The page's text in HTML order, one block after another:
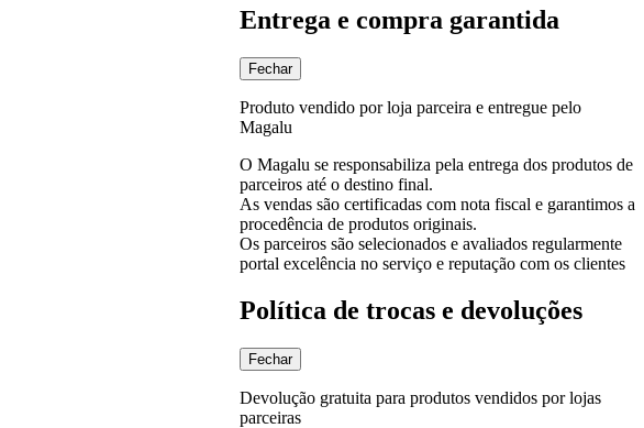
Entrega e compra garantida
Fechar
Produto vendido por loja parceira e entregue pelo
Magalu
O Magalu se responsabiliza pela entrega dos produtos de
parceiros até o destino final.
As vendas são certificadas com nota fiscal e garantimos a
procedência de produtos originais.
Os parceiros são selecionados e avaliados regularmente
portal excelência no serviço e reputação com os clientes
Política de trocas e devoluções
Fechar
Devolução gratuita para produtos vendidos por lojas
parceiras